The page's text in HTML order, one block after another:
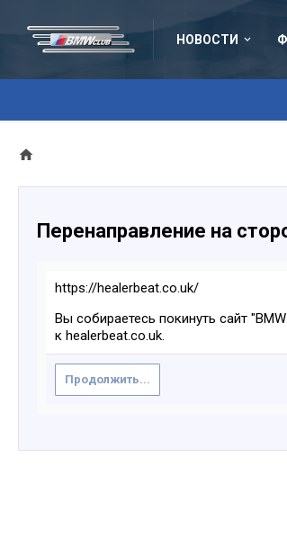
НОВОСТИ
Перенаправление на
https://healerbeat.co.uk/
Вы собираетесь покинуть сайт
к healerbeat.co.uk.
Продолжить...